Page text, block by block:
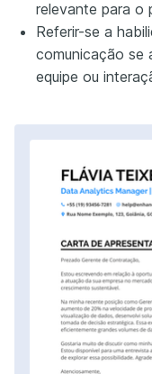
relevante para o
Referir-se a
comunicação se
equipe ou